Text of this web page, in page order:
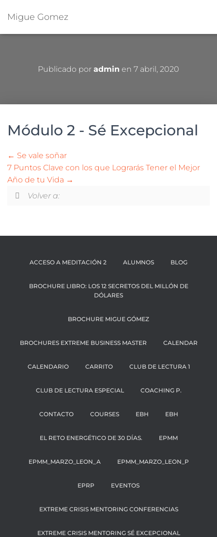
Migue Gomez
Publicado por admin en 7 abril, 2020
Módulo 2 - Sé Excepcional
Se vale soñar
7 Puntos Clave con los que Lograrás Tener el Mejor
Año de tu Vida
Volver a:
ACCESO A MEDITACIÓN 2 ALUMNOS BLOG
BROCHURE LIBRO: LOS 12 SECRETOS DEL MILLÓN DE
DÓLARES
BROCHURE MIGUE GÓMEZ
BROCHURES EXTREME BUSINESS MASTER CALENDAR
CALENDARIO CARRITO CLUB DE LECTURA 1
CLUB DE LECTURA ESPECIAL COACHING P.
CONTACTO COURSES EBH EBH
EL RETO ENERGÉTICO DE 30 DÍAS. EPMM
EPMM_MARZO_LEON_A EPMM_MARZO_LEON_P
EPRP EVENTOS
EXTREME CRISIS MENTORING CONFERENCIAS
EXTREME CRISIS MENTORING SÉ EXCEPCIONAL